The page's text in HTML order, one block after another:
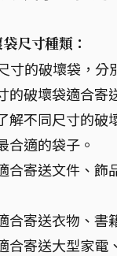
尺寸種類：
寸的破壞袋，分
的破壞袋適合寄
解不同尺寸的破
合適的袋子。
合寄送文件、飾
合寄送衣物、書
合寄送大型家電